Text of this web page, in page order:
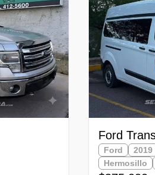
Ford
Ford 2019
Hermosillo